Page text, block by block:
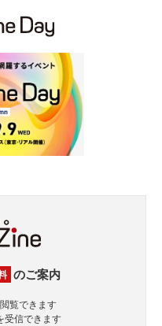
のご案内
覧できます
受信できます